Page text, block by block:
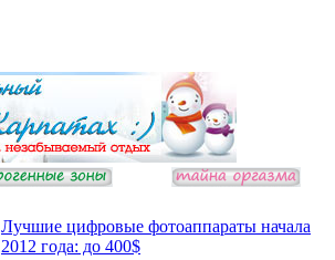
Лучшие цифровые фотоаппараты начала
2012 года: до 400$